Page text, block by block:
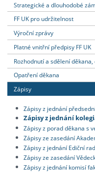
Strategické a dlouhodobé
FF UK pro udržitelnost
Výroční zprávy
Platné vnitřní předpisy FF UK
Rozhodnutí a sdělení
Opatření děkana
Zápisy
Zápisy z jednání
Zápisy z jednání
Zápisy z porad děkana s
Zápisy ze zasedání
Zápisy z jednání Ediční
Zápisy ze zasedání
Zápisy z jednání komisí